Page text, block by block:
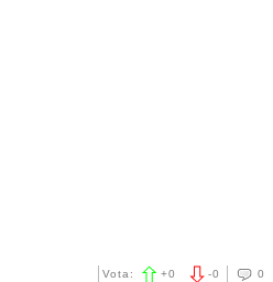
0
-0
Vota: +0